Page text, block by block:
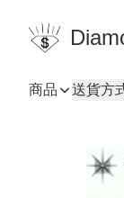
商品 送貨方